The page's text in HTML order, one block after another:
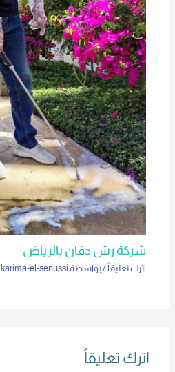
شركة رش دفان بالرياض
اترك تعليقاً/ بواسطة karima-el-senussi
اترك تعليقاً